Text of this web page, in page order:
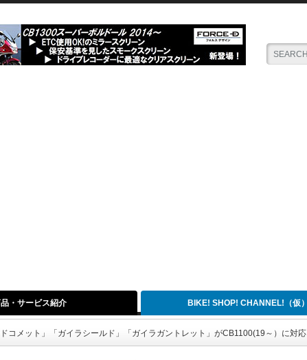
・サービス紹介 BIKE! SHOP! CHANNEL!（仮）
コメット」「ガイラシールド」「ガイラガントレット」がCB1100(19～）に対応